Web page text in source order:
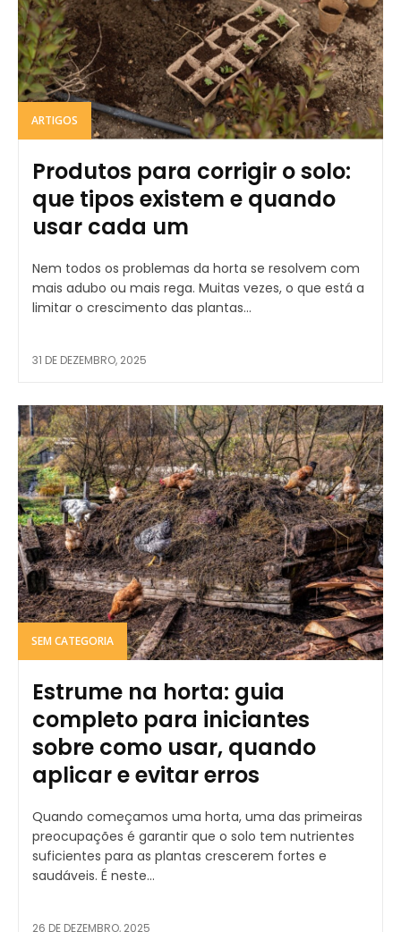
ARTIGOS
Produtos para corrigir o solo:
que tipos existem e quando
usar cada um
Nem todos os problemas da horta se resolvem com
mais adubo ou mais rega. Muitas vezes, o que está a
limitar o crescimento das plantas...
31 DE DEZEMBRO, 2025
SEM CATEGORIA
Estrume na horta: guia
completo para iniciantes
sobre como usar, quando
aplicar e evitar erros
Quando começamos uma horta, uma das primeiras
preocupações é garantir que o solo tem nutrientes
suficientes para as plantas crescerem fortes e
saudáveis. É neste...
26 DE DEZEMBRO, 2025